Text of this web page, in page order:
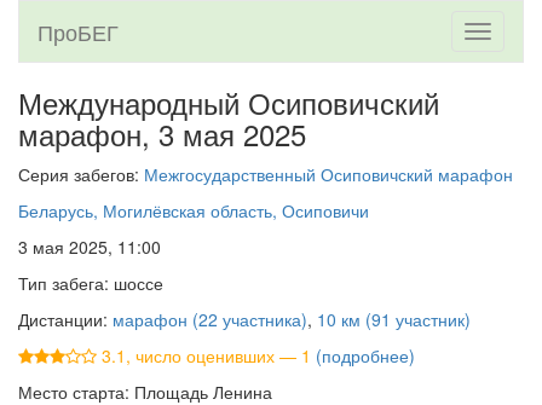
Toggle
ПроБЕГ
Международный Осиповичский
марафон, 3 мая 2025
Серия забегов: Межгосударственный Осиповичский марафон
Беларусь, Могилёвская область, Осиповичи
3 мая 2025, 11:00
Тип забега: шоссе
Дистанции: марафон (22 участника), 10 км (91 участник)
3.1, число оценивших — 1 (подробнее)
Место старта: Площадь Ленина